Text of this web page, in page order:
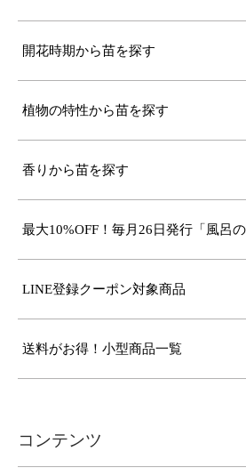
開花時期から苗を探す
植物の特性から苗を探す
香りから苗を探す
最大10%OFF！毎月26日発行「風呂の
LINE登録クーポン対象商品
送料がお得！小型商品一覧
コンテンツ